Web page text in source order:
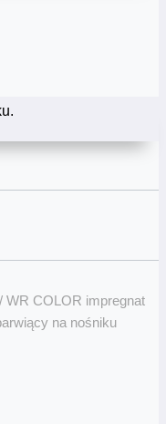
/ WR COLOR impregnat
na nośniku